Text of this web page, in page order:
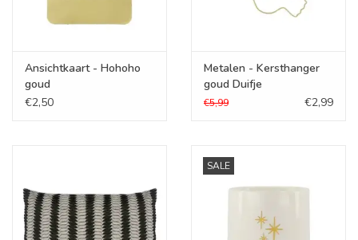
Ansichtkaart - Hohoho
goud
€2,50
Metalen - Kersthanger
goud Duifje
€5,99 €2,99
SALE